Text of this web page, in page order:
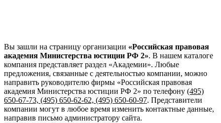
Вы зашли на страницу организации «Российская правовая
академия Министерства юстиции РФ 2». В нашем каталоге
компания представляет раздел «Академии». Любые
предложения, связанные с деятельностью компании, можно
направить руководителю фирмы «Российская правовая
академия Министерства юстиции РФ 2» по телефону (495)
650-67-73, (495) 650-62-62, (495) 650-60-97. Представители
компании могут в любое время изменить контактные данные,
направив письмо администратору сайта.